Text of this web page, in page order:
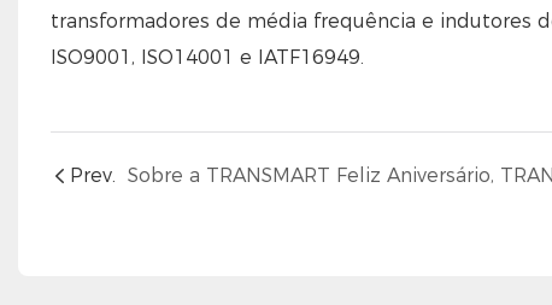
transformadores de média frequência e indutores
ISO9001, ISO14001 e IATF16949.
Prev.